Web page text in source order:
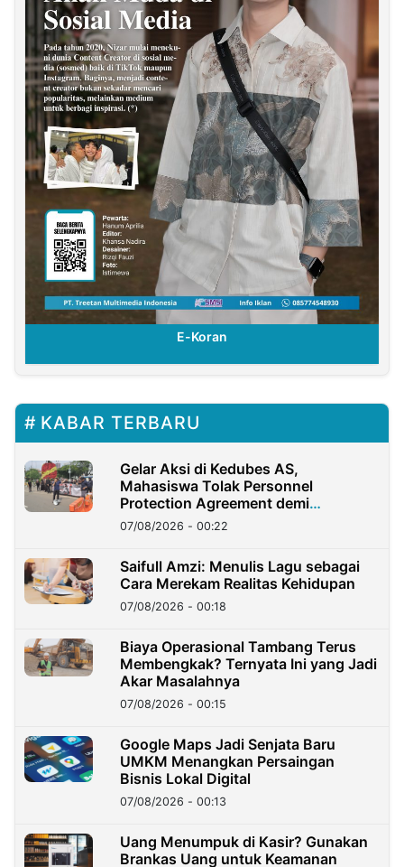
E-Koran
KABAR TERBARU
Gelar Aksi di Kedubes AS,
Mahasiswa Tolak Personnel
Protection Agreement demi
Kedaulatan Negara
07/08/2026 - 00:22
Saifull Amzi: Menulis Lagu sebagai
Cara Merekam Realitas Kehidupan
07/08/2026 - 00:18
Biaya Operasional Tambang Terus
Membengkak? Ternyata Ini yang Jadi
Akar Masalahnya
07/08/2026 - 00:15
Google Maps Jadi Senjata Baru
UMKM Menangkan Persaingan
Bisnis Lokal Digital
07/08/2026 - 00:13
Uang Menumpuk di Kasir? Gunakan
Brankas Uang untuk Keamanan